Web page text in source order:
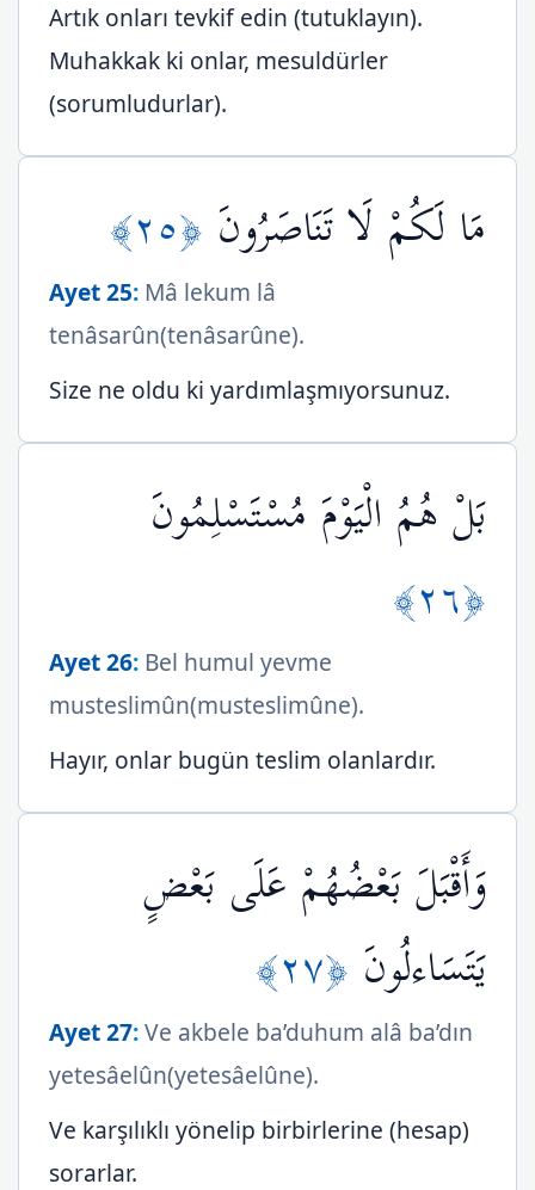
Artık onları tevkif edin (tutuklayın).
Muhakkak ki onlar, mesuldürler
(sorumludurlar).
مَا لَكُمْ لَا تَنَاصَرُونَ ﴿٢٥﴾
Ayet 25: Mâ lekum lâ
tenâsarûn(tenâsarûne).
Size ne oldu ki yardımlaşmıyorsunuz.
بَلْ هُمُ الْيَوْمَ مُسْتَسْلِمُونَ
﴿٢٦﴾
Ayet 26: Bel humul yevme
musteslimûn(musteslimûne).
Hayır, onlar bugün teslim olanlardır.
وَأَقْبَلَ بَعْضُهُمْ عَلَى بَعْضٍ
يَتَسَاءلُونَ ﴿٢٧﴾
Ayet 27:Ve akbele ba’duhum alâ ba’dın
yetesâelûn(yetesâelûne).
Ve karşılıklı yönelip birbirlerine (hesap)
sorarlar.